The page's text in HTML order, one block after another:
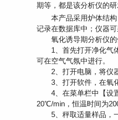
期等，都是该分析仪的研
本产品采用炉体结构
记录在数据库中；仪器
氧化诱导期分析仪的
1、首先打开净化气体
可在空气气氛中进行。
2、打开电脑，将仪器
3、打开软件，在氧化
4、在菜单栏中【设置
20℃/min，恒温时间为
5、秤取适量样品，一